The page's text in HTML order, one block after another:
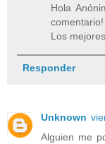
Hola
comentario!
Los
Responder
Unknown
Alguien me